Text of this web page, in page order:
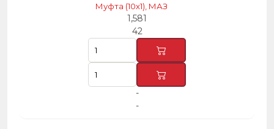
Муфта (10х1), МАЗ
1,581
42
-
-